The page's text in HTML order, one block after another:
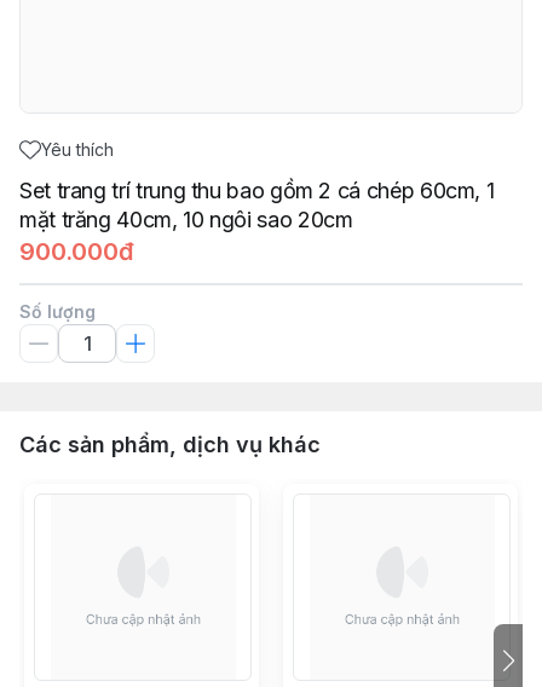
Yêu thích
Set trang trí trung thu bao gồm 2 cá chép 60cm, 1
mặt trăng 40cm, 10 ngôi sao 20cm
900.000đ
Số lượng
Các sản phẩm, dịch vụ khác